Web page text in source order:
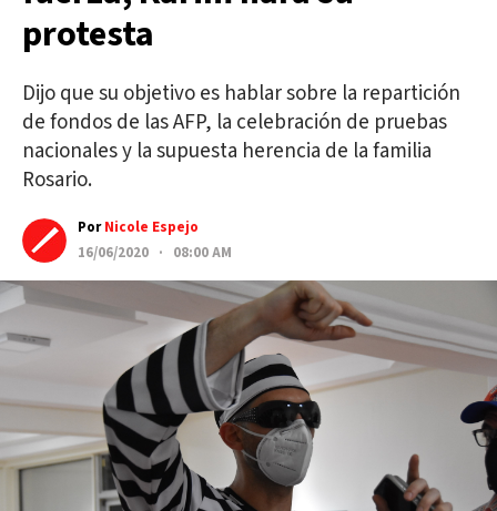
protesta
Dijo que su objetivo es hablar sobre la repartición
de fondos de las AFP, la celebración de pruebas
nacionales y la supuesta herencia de la familia
Rosario.
PorNicole Espejo
16/06/2020 · 08:00 AM